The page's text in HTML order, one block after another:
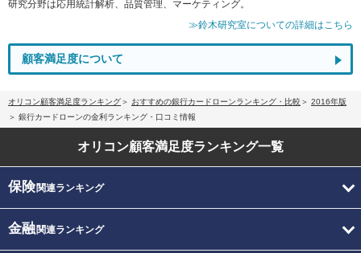
研究分野は応用統計解析、品質管理、マーケティング。
≫鈴木研究室についての詳細はこちら
顧客満足度について
オリコン顧客満足度ランキング おすすめの銀行カードローンランキング・比較
2016年版
銀行カードローンの金利ランキング・口コミ情報
オリコン顧客満足度ランキング一覧
保険関連ランキング
金融関連ランキング